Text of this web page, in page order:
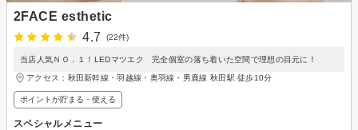
2FACE esthetic
4.7
(22件)
当店人気ＮＯ．１！LEDマツエク 完全個室の落ち着いた空間で理想の目元に！
アクセス：秋田新幹線・羽越線・奥羽線・男鹿線 秋田駅 徒歩10分
ポイントが貯まる・使える
スペシャルメニュー